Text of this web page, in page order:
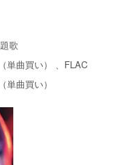
歌
単曲買い） 、FLAC
曲買い）